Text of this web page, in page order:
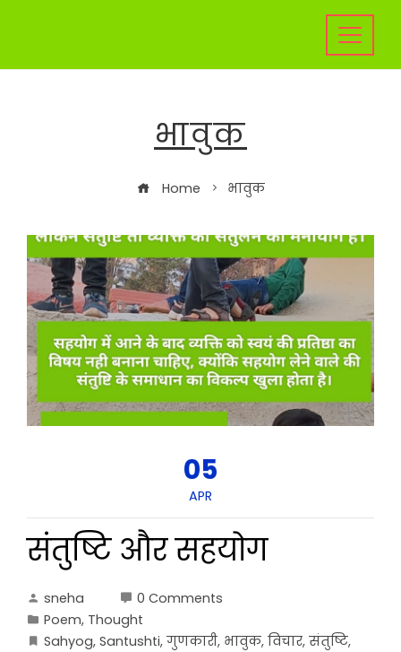
भावुक
Home भावुक
05
APR
संतुष्टि और सहयोग
sneha
0 Comments
Poem, Thought
Sahyog, Santushti, गुणकारी, भावुक, विचार, संतुष्टि,